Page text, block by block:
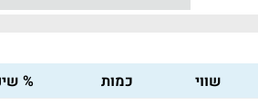
שווי כמות
%